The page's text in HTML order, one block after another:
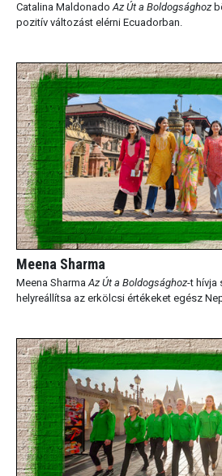
Catalina MaldonadoAz Út a Boldogsághoz
pozitív változást elérni Ecuadorban.
Meena Sharma
Meena Sharma Az Út a Boldogsághoz-t hívja
helyreállítsa az erkölcsi értékeket egész